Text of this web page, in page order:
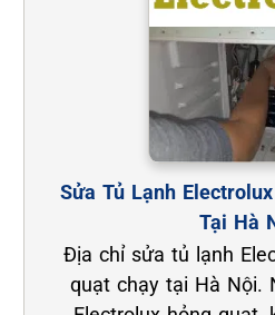
Sửa Tủ Lạnh
Tại Hà
Địa chỉ sửa tủ lạnh
quạt chạy tại Hà Nội.